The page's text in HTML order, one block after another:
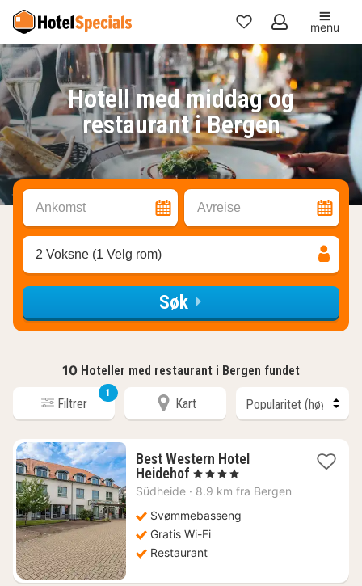
Mine
favoritter
menu
Hotell med middag og
restaurant i Bergen
Ankomst Avreise
2 Voksne (1 Velg rom)
Søk
10 Hoteller med restaurant i Bergen fundet
Filtrer
1
Kart
Best Western Hotel
Heidehof 1
natt
899
kr.
, 4 Stjerner
Südheide · 8.9 km fra Bergen
Svømmebasseng
Gratis Wi-Fi
Restaurant